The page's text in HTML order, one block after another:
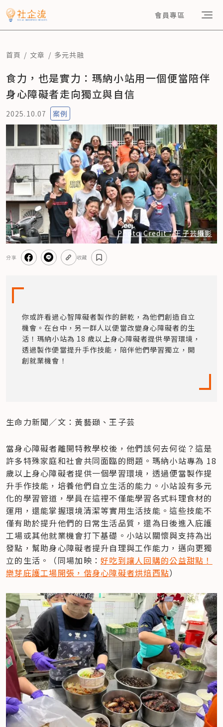
會員專區
首頁 文章 多元共融
食力，也是實力：瑪納小站用一個便當陪伴
身心障礙者走向獨立與自信
2025.10.07 案例
Photo Credit：王子芸攝影
分享 收藏
你或許看過心智障礙者製作的餅乾，為他們創造自立
機會。在台中，另一群人以便當改變身心障礙者的生
活！瑪納小站為 18 歲以上身心障礙者提供學習環境，
透過製作便當提升手作技能，陪伴他們學習獨立，開
創就業機會！
生命力新聞／文：黃藝頲、王子芸
當身心障礙者離開特教學校後，他們該何去何從？這是
許多特殊家庭和社會共同面臨的問題。瑪納小站專為 18
歲以上身心障礙者提供一個學習環境，透過便當製作提
升手作技能，培養他們自立生活的能力。小站設有多元
化的學習管道，學員在這裡不僅能學習各式料理食材的
運用，還能掌握環境清潔等實用生活技能。這些技能不
僅有助於提升他們的日常生活品質，還為日後進入庇護
工場或其他就業機會打下基礎。小站以關懷與支持為出
發點，幫助身心障礙者提升自理與工作能力，邁向更獨
立的生活。（同場加映：好吃到讓人回購的公益甜點！
樂芽庇護工場開張，偕身心障礙者烘焙西點）